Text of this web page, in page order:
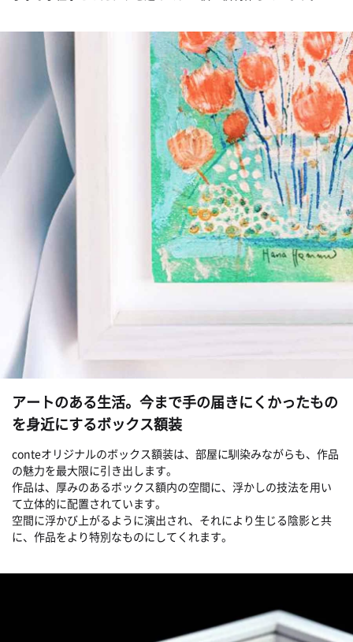
アートのある生活。今まで手の届きにくかったもの
を身近にするボックス額装
conteオリジナルのボックス額装は、部屋に馴染みながらも、作品
の魅力を最大限に引き出します。
作品は、厚みのあるボックス額内の空間に、浮かしの技法を用い
て立体的に配置されています。
空間に浮かび上がるように演出され、それにより生じる陰影と共
に、作品をより特別なものにしてくれます。